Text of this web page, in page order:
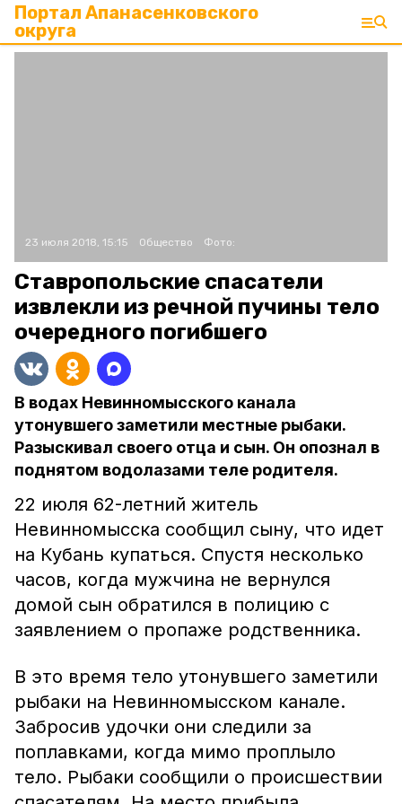
Портал Апанасенковского
округа
23 июля 2018, 15:15 Общество Фото:
Ставропольские спасатели
извлекли из речной пучины тело
очередного погибшего
В водах Невинномысского канала
утонувшего заметили местные рыбаки.
Разыскивал своего отца и сын. Он опознал в
поднятом водолазами теле родителя.
22 июля 62-летний житель
Невинномысска сообщил сыну, что идет
на Кубань купаться. Спустя несколько
часов, когда мужчина не вернулся
домой сын обратился в полицию с
заявлением о пропаже родственника.
В это время тело утонувшего заметили
рыбаки на Невинномысском канале.
Забросив удочки они следили за
поплавками, когда мимо проплыло
тело. Рыбаки сообщили о происшествии